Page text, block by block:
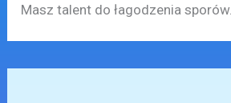
Masz talent do łagodzenia sporów.